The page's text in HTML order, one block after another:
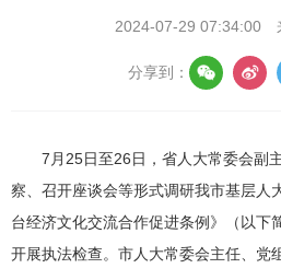
2024-07-29 07:34:00
分享到：
7月25日至26日，省人大常委会副
察、召开座谈会等形式调研我市基层人
台经济文化交流合作促进条例》（以下
开展执法检查。市人大常委会主任、党